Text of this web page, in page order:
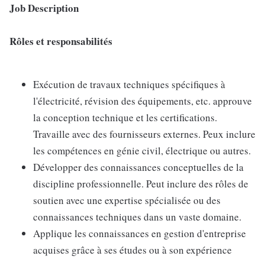
Job Description
Rôles et responsabilités
Exécution de travaux techniques spécifiques à
l'électricité, révision des équipements, etc. approuve
la conception technique et les certifications.
Travaille avec des fournisseurs externes. Peux inclure
les compétences en génie civil, électrique ou autres.
Développer des connaissances conceptuelles de la
discipline professionnelle. Peut inclure des rôles de
soutien avec une expertise spécialisée ou des
connaissances techniques dans un vaste domaine.
Applique les connaissances en gestion d'entreprise
acquises grâce à ses études ou à son expérience